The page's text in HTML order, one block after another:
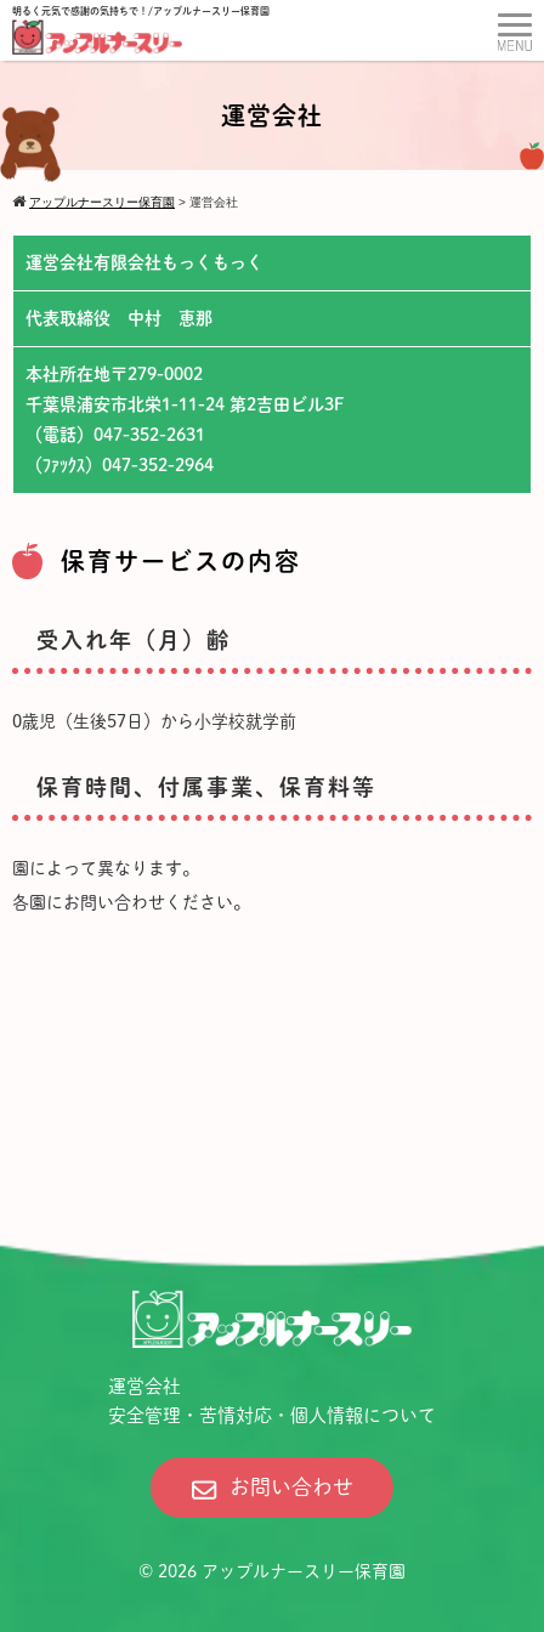
明るく元気で感謝の気持ちで！/アップルナースリー保育園
運営会社
アップルナースリー保育園 > 運営会社
運営会社有限会社もっくもっく
代表取締役 中村 恵那
本社所在地〒279-0002
千葉県浦安市北栄1-11-24 第2吉田ビル3F
（電話）047-352-2631
（ﾌｧｯｸｽ）047-352-2964
保育サービスの内容
受入れ年（月）齢
0歳児（生後57日）から小学校就学前
保育時間、付属事業、保育料等
園によって異なります。
各園にお問い合わせください。
運営会社
安全管理・苦情対応・個人情報について
お問い合わせ
© 2026 アップルナースリー保育園